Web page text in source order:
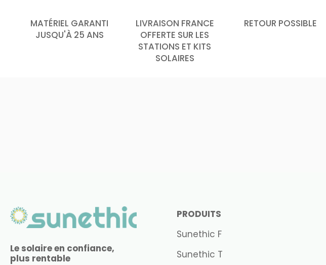
MATÉRIEL GARANTI
JUSQU'À 25 ANS
LIVRAISON FRANCE
OFFERTE SUR LES
STATIONS ET KITS
SOLAIRES
RETOUR POSSIBLE
Le solaire en confiance,
plus rentable
PRODUITS
Sunethic F
Sunethic T